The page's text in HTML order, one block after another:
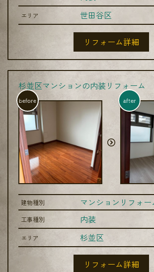
エリア 世田谷区
リフォーム詳細
杉並区マンションの内装リフォーム
before after
建物種別 マンションリフォ
工事種別 内装
エリア 杉並区
リフォーム詳細